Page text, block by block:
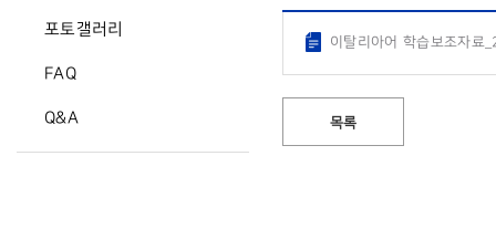
포토갤러리
FAQ
Q&A
이탈리아어 학습보조자
목록